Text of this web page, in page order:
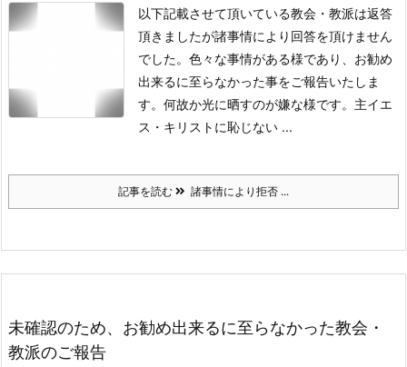
以下記載させて頂いている教会・教派は返答
頂きましたが諸事情により回答を頂けません
でした。色々な事情がある様であり、お勧め
出来るに至らなかった事をご報告いたしま
す。 何故か光に晒すのが嫌な様です。主イエ
ス・キリストに恥じない ...
記事を読む 諸事情により拒否 ...
未確認のため、お勧め出来るに至らなかった教会・
教派のご報告